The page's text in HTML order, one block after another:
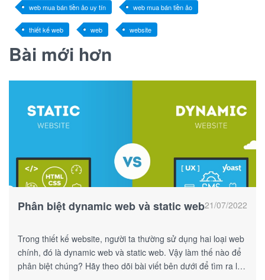
web mua bán tiền ảo uy tín web mua bán tiền ảo
thiết kế web web website
Bài mới hơn
21/07/2022
Phân biệt dynamic web và static web
Trong thiết kế website, người ta thường sử dụng hai loại web
chính, đó là dynamic web và static web. Vậy làm thế nào để
phân biệt chúng? Hãy theo dõi bài viết bên dưới để tìm ra lời